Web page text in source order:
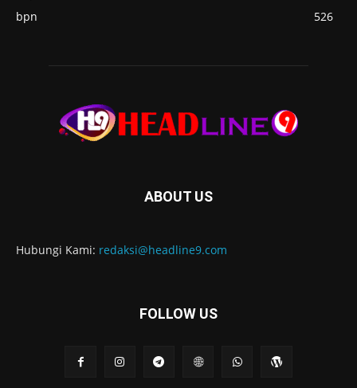
bpn
526
ABOUT US
Hubungi Kami: redaksi@headline9.com
FOLLOW US